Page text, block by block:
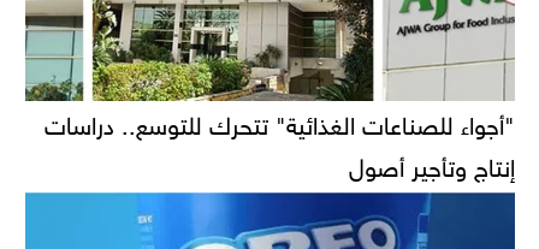
"أجواء للصناعات الغذائية" تتحرك للتوسع.. دراسات
إنتاج وتأجير أصول